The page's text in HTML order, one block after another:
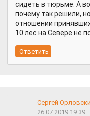
сидеть в тюрьме. А
почему так решили,
отношении
10 лес на Севере не
Сергей
26.07.2019 19:39